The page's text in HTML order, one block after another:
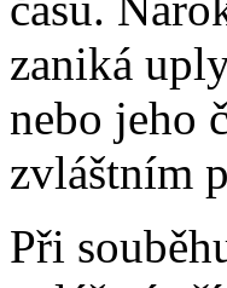
zaniká
nebo jeho
zvláštním
Při